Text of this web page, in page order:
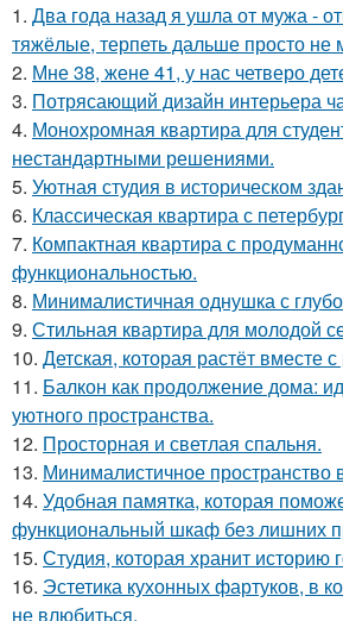
1. Два года назад я ушла от мужа -
тяжёлые, терпеть дальше просто не
2. Мне 38, жене 41, у нас четверо
3. Потрясающий дизайн интерьера
4. Монохромная квартира для
нестандартными решениями.
5. Уютная студия в историческом
6. Классическая квартира с
7. Компактная квартира с
функциональностью.
8. Минималистичная однушка с
9. Стильная квартира для молодой
10. Детская, которая растёт вместе
11. Балкон как продолжение дома:
уютного пространства.
12. Просторная и светлая спальня.
13. Минималистичное пространство
14. Удобная памятка, которая
функциональный шкаф без лишних
15. Студия, которая хранит историю
16. Эстетика кухонных фартуков, в
не влюбиться.